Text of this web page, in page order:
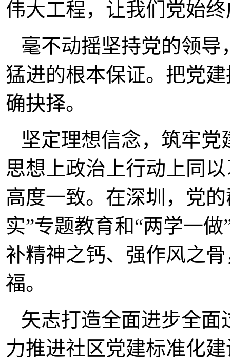
伟大工程，让我们党始
毫不动摇坚持党的领
猛进的根本保证。把党
确抉择。
坚定理想信念，筑牢
思想上政治上行动上同
高度一致。在深圳，党
实”专题教育和“两学一
补精神之钙、强作风之
福。
矢志打造全面进步全
力推进社区党建标准化